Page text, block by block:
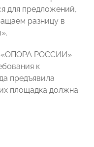
для предложений,
разницу в
«ОПОРА РОССИИ»
к
предъявила
площадка должна